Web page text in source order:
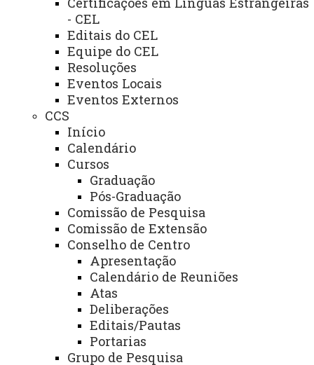
- CEL
Editais do CEL
Equipe do CEL
Resoluções
Eventos Locais
Eventos Externos
CCS
Início
Calendário
Cursos
Graduação
Pós-Graduação
Comissão de Pesquisa
Comissão de Extensão
Conselho de Centro
Apresentação
Calendário de Reuniões
Atas
Deliberações
Editais/Pautas
Portarias
Grupo de Pesquisa
PROJETOS E PROGRAMAS
PROJETOS
Site de Oportunidades do CECE
Grupos de Estudos em Organizações Sociais
Grupos de Pesquisa em Robótica
Institucional
Links Importantes